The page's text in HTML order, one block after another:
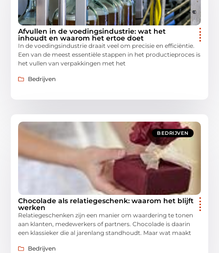
Afvullen in de voedingsindustrie: wat het
inhoudt en waarom het ertoe doet
In de voedingsindustrie draait veel om precisie en efficiëntie.
Een van de meest essentiële stappen in het productieproces is
het vullen van verpakkingen met het
Bedrijven
BEDRIJVEN
Chocolade als relatiegeschenk: waarom het blijft
werken
Relatiegeschenken zijn een manier om waardering te tonen
aan klanten, medewerkers of partners. Chocolade is daarin
een klassieker die al jarenlang standhoudt. Maar wat maakt
Bedrijven